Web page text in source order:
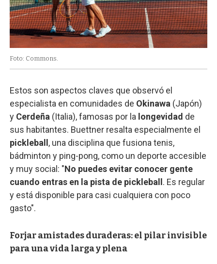
Foto: Commons.
Estos son aspectos claves que observó el
especialista en comunidades de Okinawa (Japón)
y Cerdeña (Italia), famosas por la longevidad de
sus habitantes. Buettner resalta especialmente el
pickleball , una disciplina que fusiona tenis,
bádminton y ping-pong, como un deporte accesible
y muy social: "No puedes evitar conocer gente
cuando entras en la pista de pickleball . Es regular
y está disponible para casi cualquiera con poco
gasto".
Forjar amistades duraderas: el pilar invisible
para una vida larga y plena